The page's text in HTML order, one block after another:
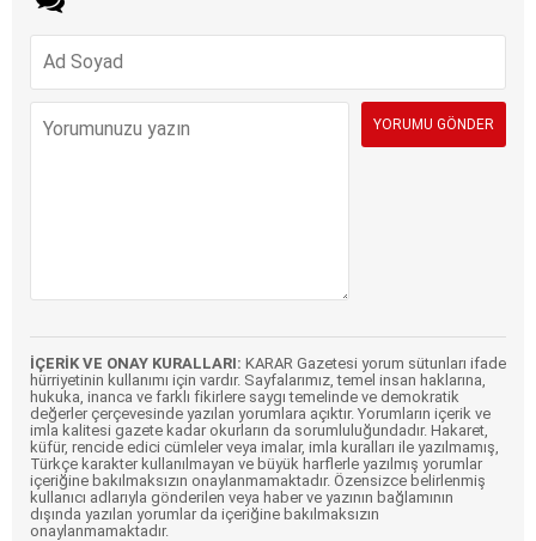
İÇERİK VE ONAY KURALLARI: KARAR Gazetesi yorum sütunları ifade
hürriyetinin kullanımı için vardır. Sayfalarımız, temel insan haklarına,
hukuka, inanca ve farklı fikirlere saygı temelinde ve demokratik
değerler çerçevesinde yazılan yorumlara açıktır. Yorumların içerik ve
imla kalitesi gazete kadar okurların da sorumluluğundadır. Hakaret,
küfür, rencide edici cümleler veya imalar, imla kuralları ile yazılmamış,
Türkçe karakter kullanılmayan ve büyük harflerle yazılmış yorumlar
içeriğine bakılmaksızın onaylanmamaktadır. Özensizce belirlenmiş
kullanıcı adlarıyla gönderilen veya haber ve yazının bağlamının
dışında yazılan yorumlar da içeriğine bakılmaksızın
onaylanmamaktadır.